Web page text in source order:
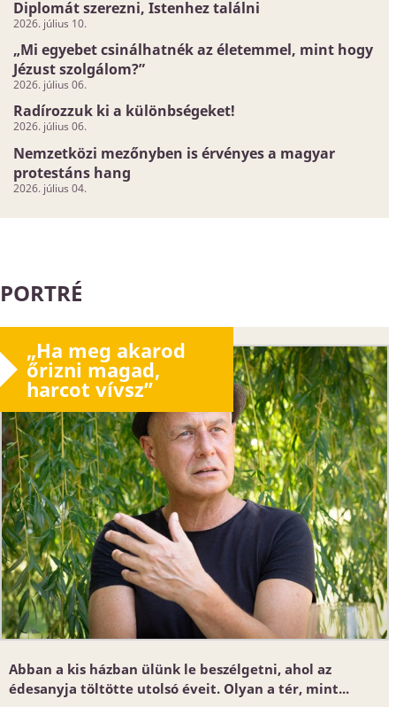
Diplomát szerezni, Istenhez találni
2026. július 10.
„Mi egyebet csinálhatnék az életemmel, mint hogy
Jézust szolgálom?”
2026. július 06.
Radírozzuk ki a különbségeket!
2026. július 06.
Nemzetközi mezőnyben is érvényes a magyar
protestáns hang
2026. július 04.
PORTRÉ
„Ha meg akarod
őrizni magad,
harcot vívsz”
Abban a kis házban ülünk le beszélgetni, ahol az
édesanyja töltötte utolsó éveit. Olyan a tér, mint...